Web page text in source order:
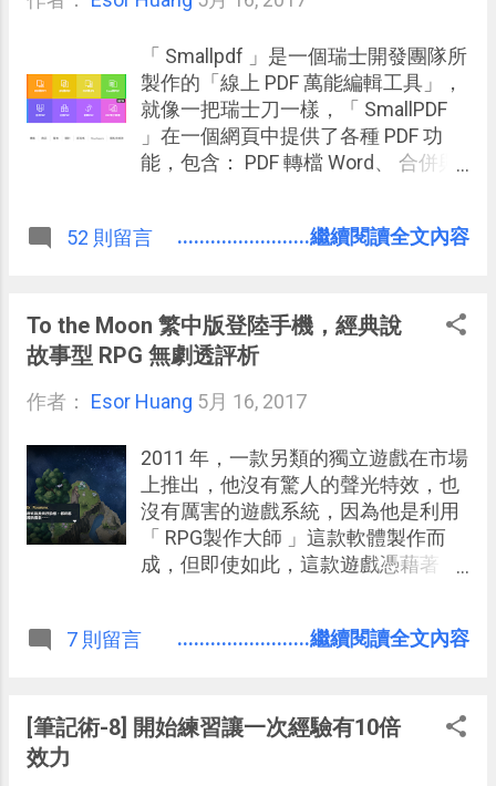
風暴有時無效？ 可能有幾種原因：
「 Smallpdf 」是一個瑞士開發團隊所
製作的「線上 PDF 萬能編輯工具」，
就像一把瑞士刀一樣，「 SmallPDF
」在一個網頁中提供了各種 PDF 功
能，包含： PDF 轉檔 Word、 合併與
註解等等。 目前總共有 16 種線上
用兩次服務 ，就像打開一把瑞士刀，
就能解決你遇到的各種 PDF 需求。
52 則留言 ........................繼續閱讀全文內容
To the Moon 繁中版登陸手機，經典說
故事型 RPG 無劇透評析
作者： Esor Huang 5月 16, 2017
2011 年，一款另類的獨立遊戲在市場
上推出，他沒有驚人的聲光特效，也
沒有厲害的遊戲系統，因為他是利用
「 RPG製作大師 」這款軟體製作而
成，但即使如此，這款遊戲憑藉著「
一直維持著好口碑，甚至吸引許多玩
（去月球） 」，知道我喜歡玩 RPG
7 則留言 ........................繼續閱讀全文內容
[筆記術-8] 開始練習讓一次經驗有10倍
效力